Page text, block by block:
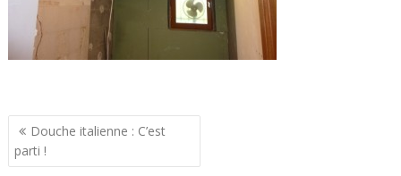
Navigation
de
Douche italienne : C’est
parti !